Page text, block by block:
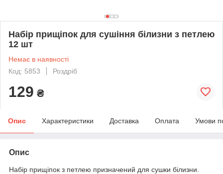
Набір прищіпок для сушіння білизни з петлею
12 шт
Немає в наявності
Код: 5853
Роздріб
129 ₴
Опис Характеристики Доставка Оплата Умови
Опис
Набір прищіпок з петлею призначений для сушки білизни.